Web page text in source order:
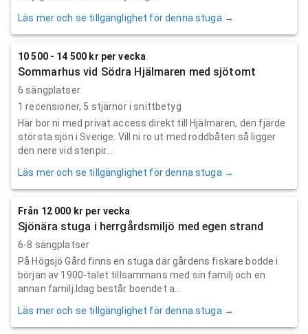
Läs mer och se tillgänglighet för denna stuga →
10 500 - 14 500 kr per vecka
Sommarhus vid Södra Hjälmaren med sjötomt
6 sängplatser
1 recensioner, 5 stjärnor i snittbetyg
Här bor ni med privat access direkt till Hjälmaren, den fjärde
största sjön i Sverige. Vill ni ro ut med roddbåten så ligger
den nere vid stenpir...
Läs mer och se tillgänglighet för denna stuga →
Från 12 000 kr per vecka
Sjönära stuga i herrgårdsmiljö med egen strand
6-8 sängplatser
På Högsjö Gård finns en stuga där gårdens fiskare bodde i
början av 1900-talet tillsammans med sin familj och en
annan familj.Idag består boendet a...
Läs mer och se tillgänglighet för denna stuga →